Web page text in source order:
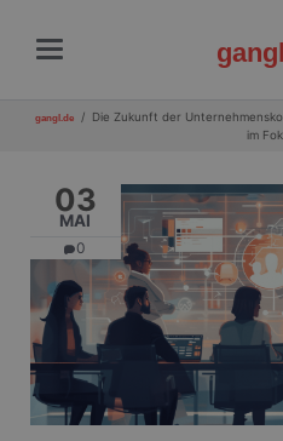
gangl.de
Die Zukunft der
im
03
MAI
0